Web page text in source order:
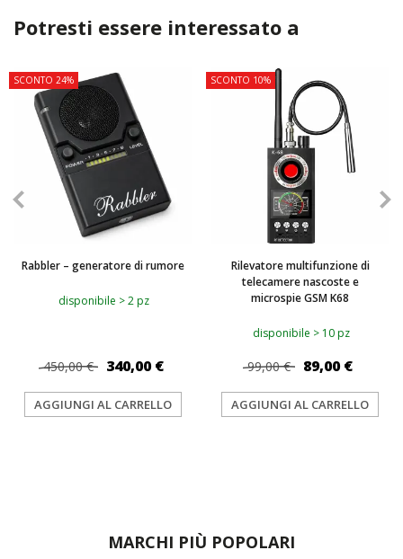
Potresti essere interessato a
SCONTO 24%
Rabbler – generatore di rumore
disponibile > 2 pz
450,00 € 340,00 €
AGGIUNGI AL CARRELLO
SCONTO 10%
Rilevatore multifunzione di
telecamere nascoste e
microspie GSM K68
disponibile > 10 pz
99,00 € 89,00 €
AGGIUNGI AL CARRELLO
MARCHI PIÙ POPOLARI